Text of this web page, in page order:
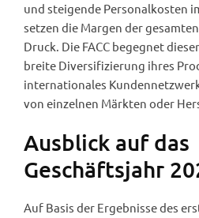
und steigende Personalkosten
setzen die Margen der
Druck. Die FACC begegnet
breite Diversifizierung ihres
internationales
von einzelnen Märkten oder
Ausblick auf das
Geschäftsjahr
Auf Basis der Ergebnisse des